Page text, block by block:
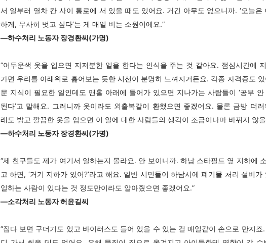
서 일부러 열차 칸 사이 통로에 서 있을 때도 있어요. 거긴 아무도 없으니까. ‘오늘은
하게, 무사히 벗고 싶다’는 게 매일 비는 소원이에요.”
―하수처리 노동자 장경환씨(가명)
“어두운색 옷을 입으면 지저분한 일을 한다는 인식을 주는 것 같아요. 점심시간에
가면 우리를 아래위로 훑어보는 듯한 시선이 분명히 느껴지거든요. 각종 자격증도
문 지식이 필요한 일인데도 맨홀 아래에 들어가 있으면 지나가는 사람들이 ‘공부 안
된다’고 말해요. 그러니까 옷이라도 외출복같이 환했으면 좋겠어요. 물론 금방 더러
래도 밝고 깔끔한 옷을 입으면 이 일에 대한 사람들의 생각이 조금이나마 바뀌지 않
―하수처리 노동자 장경환씨(가명)
“제 친구들도 제가 여기서 일하는지 몰라요. 안 보이니까. 하남 스타필드 옆 지하에
고 하면, ‘거기 지하가 있어?’라고 해요. 일반 시민들이 하남시에 폐기물 처리 설비가
일하는 사람이 있다는 것 정도만이라도 알아줬으면 좋겠어요.”
―소각처리 노동자 허윤길씨
“집다 보면 구더기도 있고 바이러스도 들어 있을 수 있는 걸 매일같이 손으로 만지죠